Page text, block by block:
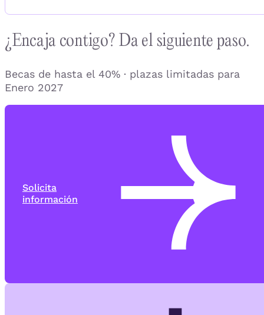
¿Encaja contigo? Da el siguiente paso.
Becas de hasta el 40% · plazas limitadas para
Enero 2027
Solicita
información